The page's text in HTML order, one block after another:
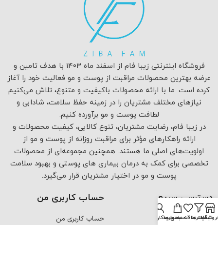
فروشگاه اینترنتی زیبا فام از اسفند ماه ۱۴۰۳ با هدف تامین و
عرضه بهترین محصولات مراقبت از پوست و مو فعالیت خود را آغاز
کرده است. ما با ارائه محصولات باکیفیت و متنوع، تلاش می‌کنیم
نیازهای مختلف مشتریان را در زمینه حفظ سلامت، شادابی و
لطافت پوست و مو برآورده کنیم.
در زیبا فام، رضایت مشتریان، تنوع کالایی، کیفیت محصولات و
ارائه راهکارهای مؤثر برای مراقبت روزانه از پوست و مو از
اولویت‌های اصلی ما هستند. همچنین مجموعه‌ای از محصولات
تخصصی برای کمک به درمان بیماری های پوستی و بهبود سلامت
پوست و مو در اختیار مشتریان قرار می‌گیرد.
دسترسی سریع
صفحه نخست
حساب کاربری من
حساب کاربری من
فیلترها
لیست علاقه مندی ها
سبد خرید
حساب کاربری من